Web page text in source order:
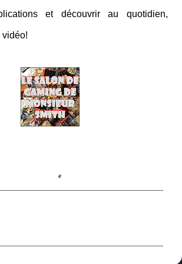
et découvrir au quotidien,
vidéo!